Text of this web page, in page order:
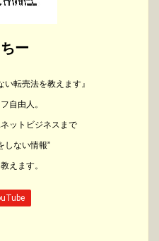
ー
い転売法を教えます』
自由人。
ットビジネスまで
しない情報”
えます。